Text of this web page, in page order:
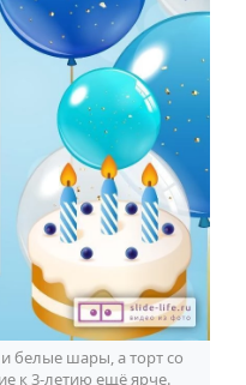
белые шары, а торт со
к 3-летию ещё ярче.